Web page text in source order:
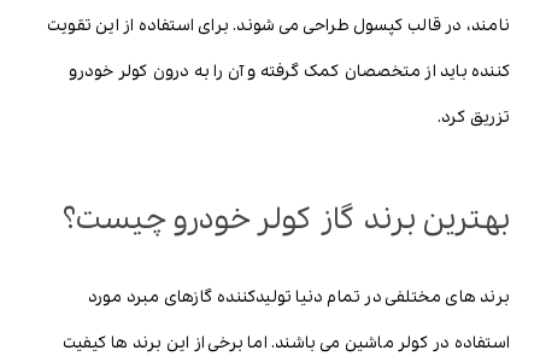
نامند، در قالب کپسول طراحی می شوند. برای استفاده از این تقویت
کننده باید از متخصصان کمک گرفته و آن را به درون کولر خودرو
تزریق کرد.
بهترین برند گاز کولر خودرو چیست؟
برند های مختلفی در تمام دنیا تولیدکننده گازهای مبرد مورد
استفاده در کولر ماشین می باشند. اما برخی از این برند ها کیفیت